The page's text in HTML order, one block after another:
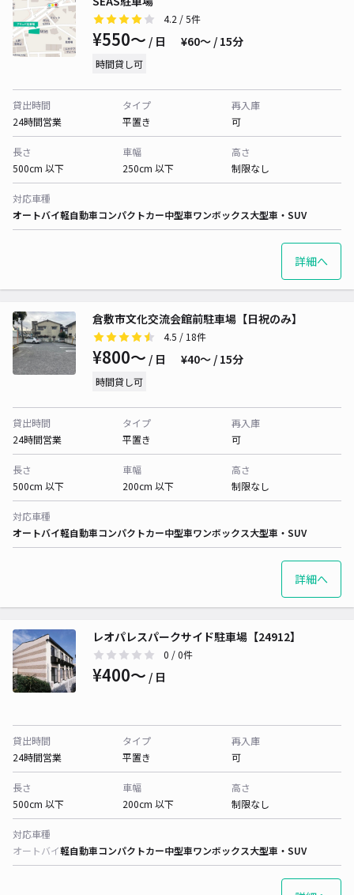
4.2 / 5件
¥550〜 / 日 ¥60〜 / 15分
時間貸し可
貸出時間
24時間営業
タイプ
平置き
再入庫
可
長さ
500cm 以下
車幅
250cm 以下
高さ
制限なし
対応車種
オートバイ軽自動車コンパクトカー中型車ワンボックス大型車・SUV
詳細へ
倉敷市文化交流会館前駐車場【日祝のみ】
4.5 / 18件
¥800〜 / 日 ¥40〜 / 15分
時間貸し可
貸出時間
24時間営業
タイプ
平置き
再入庫
可
長さ
500cm 以下
車幅
200cm 以下
高さ
制限なし
対応車種
オートバイ軽自動車コンパクトカー中型車ワンボックス大型車・SUV
詳細へ
レオパレスパークサイド駐車場【24912】
0 / 0件
¥400〜 / 日
貸出時間
24時間営業
タイプ
平置き
再入庫
可
長さ
500cm 以下
車幅
200cm 以下
高さ
制限なし
対応車種
オートバイ軽自動車コンパクトカー中型車ワンボックス大型車・SUV